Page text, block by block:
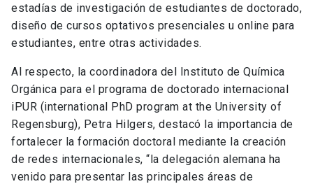
estadías de investigación de estudiantes de doctorado,
diseño de cursos optativos presenciales u online para
estudiantes, entre otras actividades.
Al respecto, la coordinadora del Instituto de Química
Orgánica para el programa de doctorado internacional
iPUR (international PhD program at the University of
Regensburg), Petra Hilgers, destacó la importancia de
fortalecer la formación doctoral mediante la creación
de redes internacionales, “la delegación alemana ha
venido para presentar las principales áreas de